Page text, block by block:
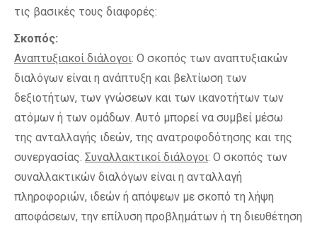
τις βασικές τους διαφορές:
Σκοπός:
Αναπτυξιακοί διάλογοι: Ο σκοπός των αναπτυξιακών
διαλόγων είναι η ανάπτυξη και βελτίωση των
δεξιοτήτων, των γνώσεων και των ικανοτήτων των
ατόμων ή των ομάδων. Αυτό μπορεί να συμβεί μέσω
της ανταλλαγής ιδεών, της ανατροφοδότησης και της
συνεργασίας. Συναλλακτικοί διάλογοι: Ο σκοπός των
συναλλακτικών διαλόγων είναι η ανταλλαγή
πληροφοριών, ιδεών ή απόψεων με σκοπό τη λήψη
αποφάσεων, την επίλυση προβλημάτων ή τη διευθέτηση